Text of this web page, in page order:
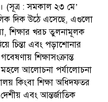
(সূত্র : সমকাল ২৩ মে’
দিক উঠে এসেছে, এগুলো
শিক্ষার খরচ তুলনামূলক
চিন্তা এবং পড়াশোনার
শিক্ষাসংক্রান্ত
মহলে আলোচনা পর্যালোচনা
কিংবা শিক্ষা অধিদফতর
এবং আন্তর্জাতিক